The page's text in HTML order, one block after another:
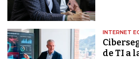
INTERNET
de TI a